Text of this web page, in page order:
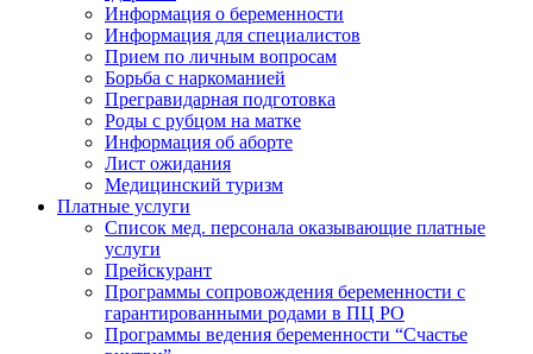
Информация о беременности
Информация для специалистов
Прием по личным вопросам
Борьба с наркоманией
Прегравидарная подготовка
Роды с рубцом на матке
Информация об аборте
Лист ожидания
Медицинский туризм
Платные услуги
Список мед. персонала оказывающие платные
услуги
Прейскурант
Программы сопровождения беременности с
гарантированными родами в ПЦ РО
Программы ведения беременности “Счастье